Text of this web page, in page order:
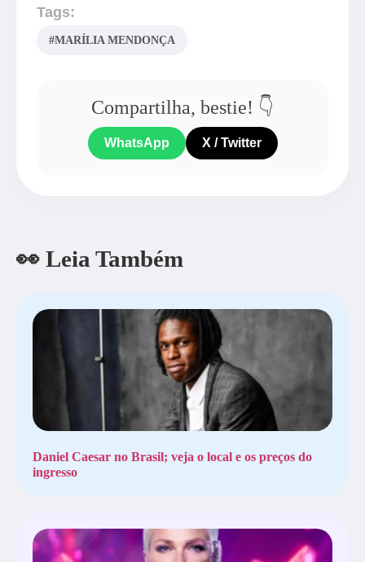
Tags:
#MARÍLIA MENDONÇA
Compartilha, bestie! 👇
WhatsApp X / Twitter
👀 Leia Também
Daniel Caesar no Brasil; veja o local e os preços do
ingresso